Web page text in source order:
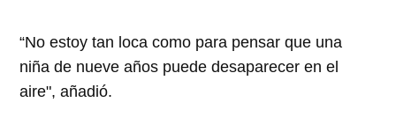
“No estoy tan loca como para pensar que una
niña de nueve años puede desaparecer en el
aire", añadió.